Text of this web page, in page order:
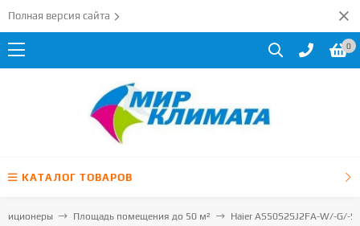
Полная версия сайта
0
КАТАЛОГ ТОВАРОВ
Площадь помещения до 50 м² Haier AS50S2SJ2FA-W/-G/-S